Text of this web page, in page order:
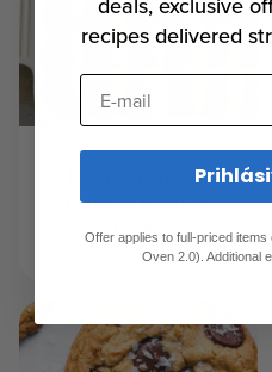
Parné pečivo
Parker House
Rolls
recipes delivered
E-mail
Offer applies to full-priced
Oven 2.0). Additional